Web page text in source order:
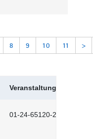
8 9 10 11 >
Veranstaltungskürzel
01-24-65120-2601